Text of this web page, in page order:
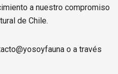
a nuestro compromiso
de Chile.
o a través